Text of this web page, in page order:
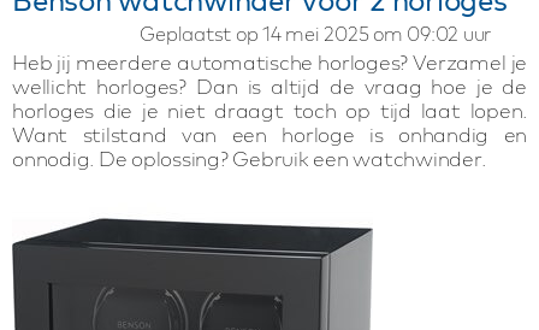
Geplaatst op 14 mei 2025 om 09:02 uur
Heb jij meerdere automatische horloges? Verzamel je
wellicht horloges? Dan is altijd de vraag hoe je de
horloges die je niet draagt toch op tijd laat lopen.
Want stilstand van een horloge is onhandig en
onnodig. De oplossing? Gebruik een watchwinder.